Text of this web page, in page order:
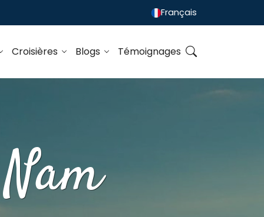
Français
Croisières Blogs Témoignages